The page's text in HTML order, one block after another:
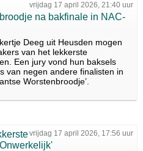
vrijdag 17 april 2026, 21:40 uur
na bakfinale in NAC-
Deeg uit Heusden mogen
van het lekkerste
Een jury vond hun baksels
van negen andere finalisten in
Worstenbroodje’.
vrijdag 17 april 2026, 17:56 uur